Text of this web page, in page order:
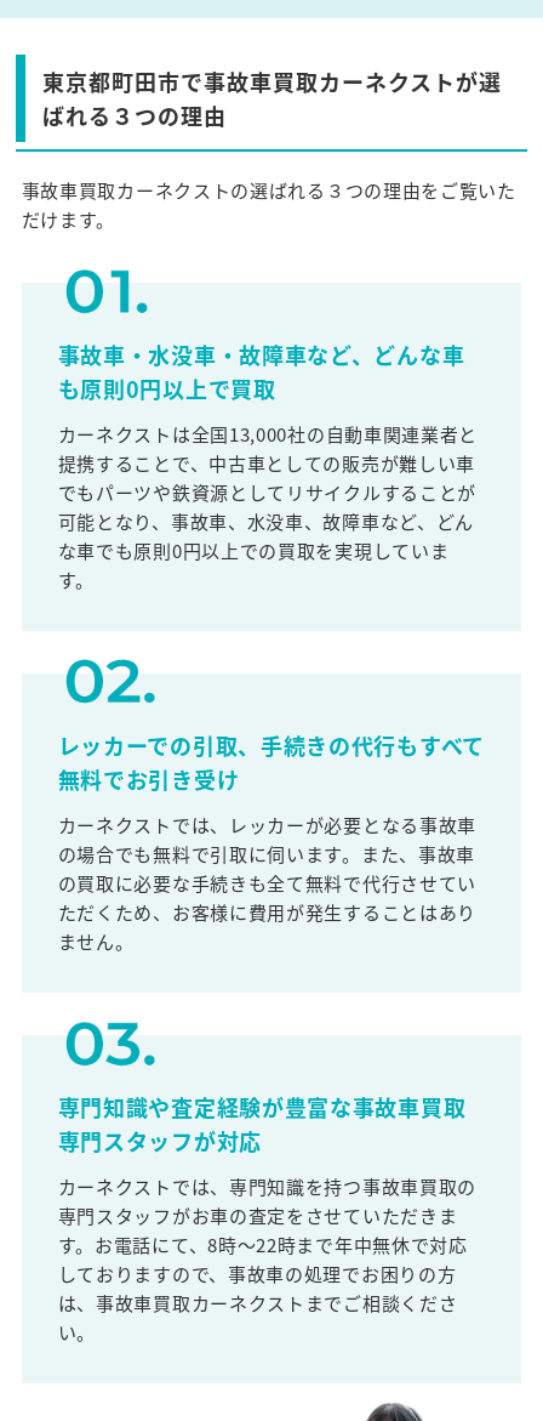
東京都町田市で事故車買取カーネクストが選
ばれる３つの理由
事故車買取カーネクストの選ばれる３つの理由をご覧いた
だけます。
事故車・水没車・故障車など、どんな車
も原則0円以上で買取
カーネクストは全国13,000社の自動車関連業者と
提携することで、中古車としての販売が難しい車
でもパーツや鉄資源としてリサイクルすることが
可能となり、事故車、水没車、故障車など、どん
な車でも原則0円以上での買取を実現していま
す。
レッカーでの引取、手続きの代行もすべて
無料でお引き受け
カーネクストでは、レッカーが必要となる事故車
の場合でも無料で引取に伺います。また、事故車
の買取に必要な手続きも全て無料で代行させてい
ただくため、お客様に費用が発生することはあり
ません。
専門知識や査定経験が豊富な事故車買取
専門スタッフが対応
カーネクストでは、専門知識を持つ事故車買取の
専門スタッフがお車の査定をさせていただきま
す。お電話にて、8時～22時まで年中無休で対応
しておりますので、事故車の処理でお困りの方
は、事故車買取カーネクストまでご相談くださ
い。